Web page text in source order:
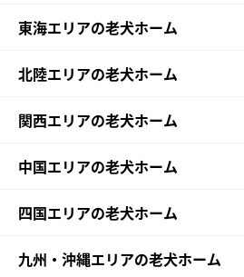
東海エリアの老犬ホーム
北陸エリアの老犬ホーム
関西エリアの老犬ホーム
中国エリアの老犬ホーム
四国エリアの老犬ホーム
九州・沖縄エリアの老犬ホーム